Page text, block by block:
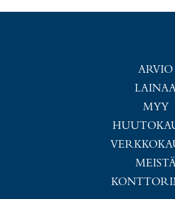
ARVIO
MYY